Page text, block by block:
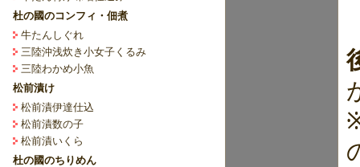
杜の國のコンフィ・佃煮
牛たんしぐれ
三陸沖浅炊き小女子くるみ
三陸わかめ小魚
松前漬け
松前漬伊達仕込
松前漬数の子
松前漬いくら
杜の國のちりめん